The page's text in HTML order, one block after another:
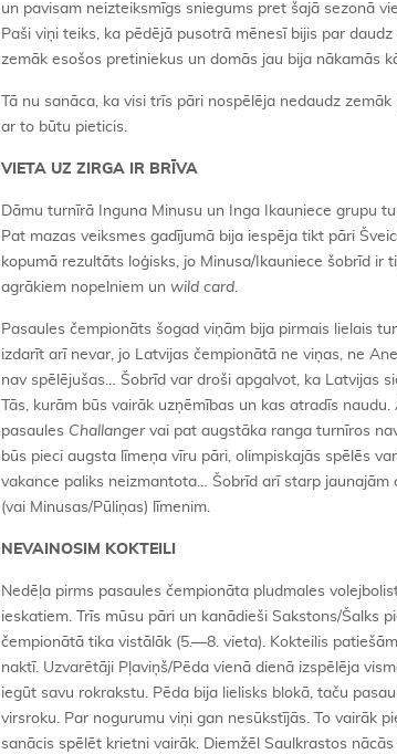
un pavisam neizteiksmīgs sniegums pret šajā sezonā
Paši viņi teiks, ka pēdējā pusotrā mēnesī bijis par
zemāk esošos pretiniekus un domās jau bija nākamās
Tā nu sanāca, ka visi trīs pāri nospēlēja nedaudz
ar to būtu pieticis.
VIETA UZ ZIRGA IR BRĪVA
Dāmu turnīrā Inguna Minusu un Inga Ikauniece grupu
Pat mazas veiksmes gadījumā bija iespēja tikt pāri
kopumā rezultāts loģisks, jo Minusa/Ikauniece šobrīd
agrākiem nopelniem un wild card.
Pasaules čempionāts šogad viņām bija pirmais lielais
izdarīt arī nevar, jo Latvijas čempionātā ne viņas, ne
nav spēlējušas… Šobrīd var droši apgalvot, ka Latvijas
Tās, kurām būs vairāk uzņēmības un kas atradīs
pasaules Challangervai pat augstāka ranga turnīros
būs pieci augsta līmeņa vīru pāri, olimpiskajās spēlēs
vakance paliks neizmantota… Šobrīd arī starp
(vai Minusas/Pūliņas) līmenim.
NEVAINOSIM KOKTEILI
Nedēļa pirms pasaules čempionāta pludmales
ieskatiem. Trīs mūsu pāri un kanādieši Sakstons/Šalks
čempionātā tika vistālāk (5.—8. vieta). Kokteilis
naktī. Uzvarētāji Pļaviņš/Pēda vienā dienā izspēlēja
iegūt savu rokrakstu. Pēda bija lielisks blokā, taču
virsroku. Par nogurumu viņi gan nesūkstījās. To vairāk
sanācis spēlēt krietni vairāk. Diemžēl Saulkrastos